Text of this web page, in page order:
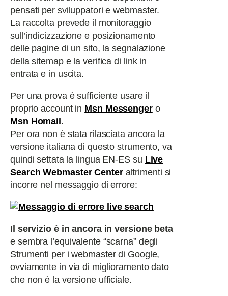
pensati per sviluppatori e webmaster.
La raccolta prevede il monitoraggio
sull’indicizzazione e posizionamento
delle pagine di un sito, la segnalazione
della sitemap e la verifica di link in
entrata e in uscita.
Per una prova è sufficiente usare il
proprio account in Msn Messengero
Msn Homail .
Per ora non è stata rilasciata ancora la
versione italiana di questo strumento, va
quindi settata la lingua EN-ES su Live
Search Webmaster Centeraltrimenti si
incorre nel messaggio di errore:
Il servizio è in ancora in versione beta
e sembra l’equivalente “scarna” degli
Strumenti per i webmaster di Google,
ovviamente in via di miglioramento dato
che non è la versione ufficiale.